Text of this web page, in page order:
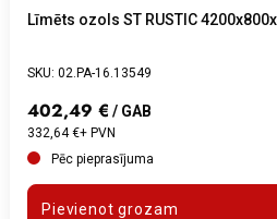
Līmēts ozols ST RUSTIC
SKU: 02.PA-16.13549
402,49 € / GAB
332,64 €+ PVN
Pēc pieprasījuma
Pievienot grozam